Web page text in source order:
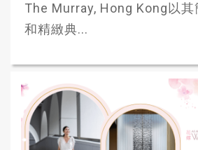
The Murray, Hong Kong以
和精緻典...